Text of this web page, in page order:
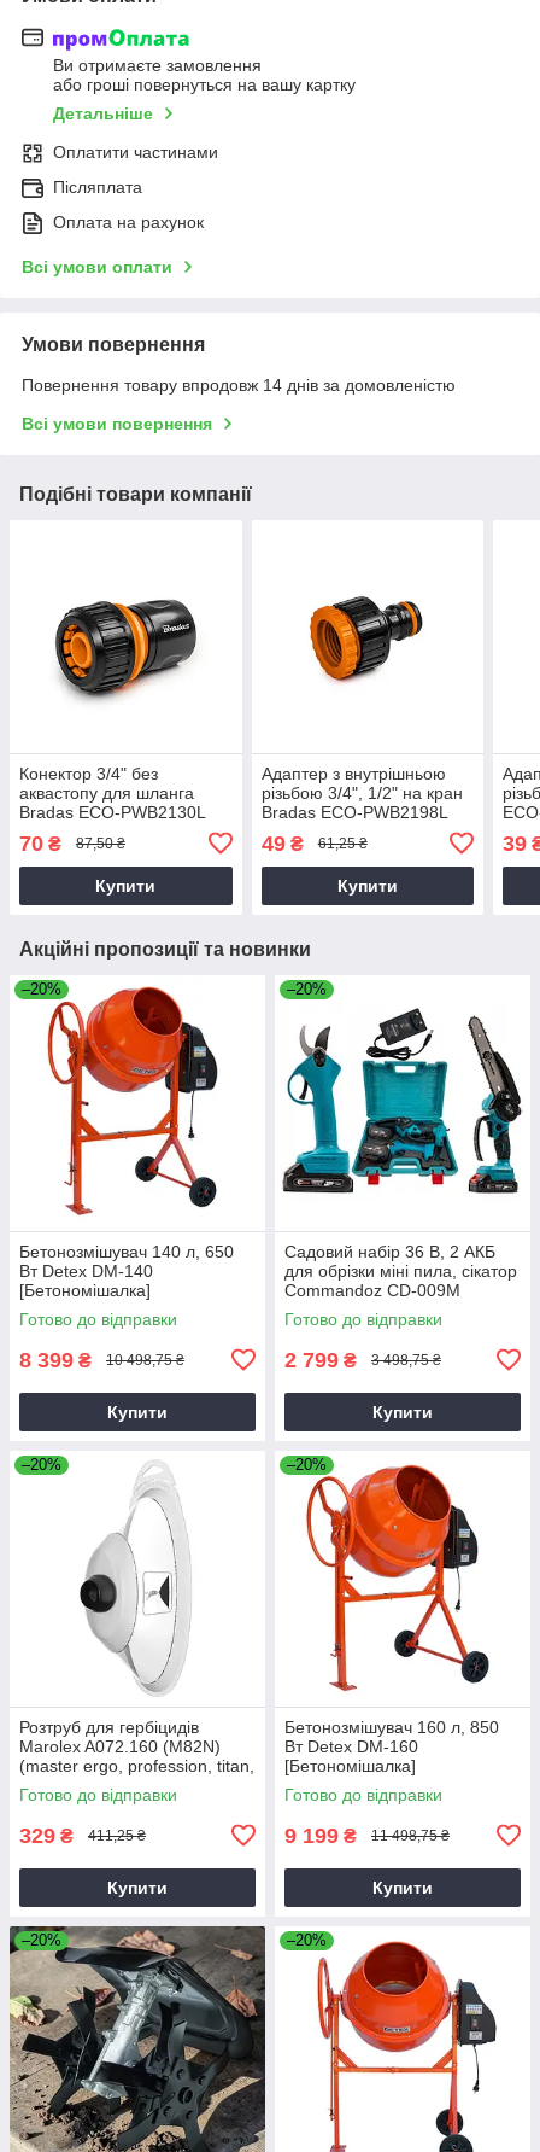
Ви отримаєте замовлення
або гроші повернуться на вашу картку
Детальніше
Оплатити частинами
Післяплата
Оплата на рахунок
Всі умови оплати
Умови повернення
Повернення товару впродовж 14 днів за домовленістю
Всі умови повернення
Подібні товари компанії
Конектор 3/4" без
аквастопу для шланга
Bradas ECO-PWB2130L
70 ₴ 87,50 ₴
Купити
Адаптер з внутрішньою
різьбою 3/4", 1/2" на кран
Bradas ECO-PWB2198L
49₴ 61,25 ₴
Купити
39
Акційні пропозиції та новинки
–20%
Бетонозмішувач 140 л, 650
Вт Detex DM-140
[Бетономішалка]
Готово до відправки
8 399 ₴ 10 498,75 ₴
Купити
–20%
Садовий набір 36 В, 2 АКБ
для обрізки міні пила, сікатор
Commandoz CD-009M
Готово до відправки
2 799 ₴ 3 498,75 ₴
Купити
–20%
Розтруб для гербіцидів
Marolex A072.160 (M82N)
(master ergo, profession, titan,
x-line)
Готово до відправки
329 ₴ 411,25 ₴
Купити
–20%
Бетонозмішувач 160 л, 850
Вт Detex DM-160
[Бетономішалка]
Готово до відправки
9 199 ₴ 11 498,75 ₴
Купити
–20% –20%